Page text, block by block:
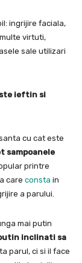
ingrijire faciala,
virtuti,
sale utilizari
ieftin si
cu cat este
sampoanele
printre
care consta in
a parului.
mai putin
inclinati sa
parul, ci si il face